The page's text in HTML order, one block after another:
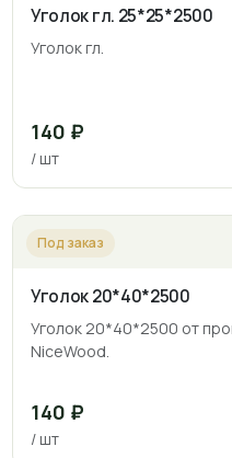
Уголок гл. 25*25*2500
Уголок гл.
140 ₽
/ шт
Под заказ
Уголок 20*40*2500
Уголок 20*40*2500 от
NiceWood.
140 ₽
/ шт